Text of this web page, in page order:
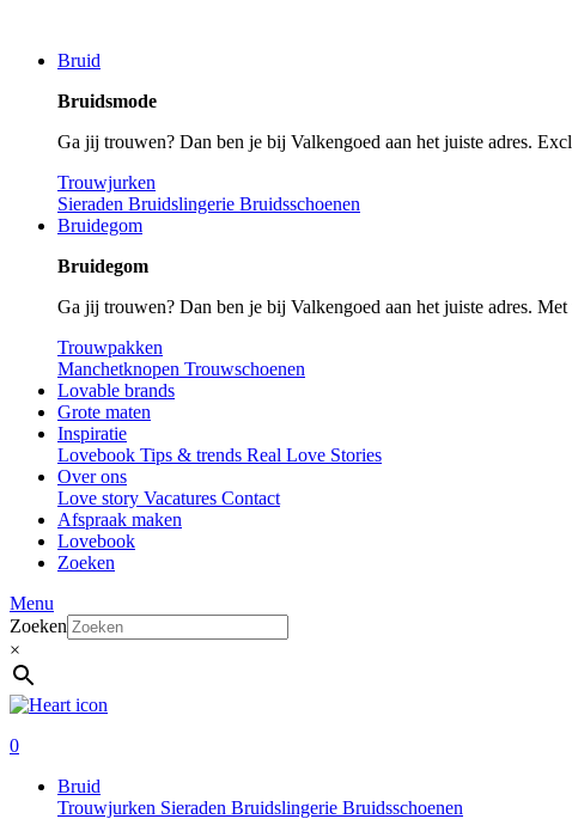
Bruid
Bruidsmode
Ga jij trouwen? Dan ben je bij Valkengoed aan het juiste adres.
Trouwjurken
Sieraden Bruidslingerie Bruidsschoenen
Bruidegom
Bruidegom
Ga jij trouwen? Dan ben je bij Valkengoed aan het juiste adres.
Trouwpakken
Manchetknopen Trouwschoenen
Lovable brands
Grote maten
Inspiratie
Lovebook Tips & trends Real Love Stories
Over ons
Love story Vacatures Contact
Afspraak maken
Lovebook
Zoeken
Menu
Zoeken
×
0
Bruid
Trouwjurken Sieraden Bruidslingerie Bruidsschoenen